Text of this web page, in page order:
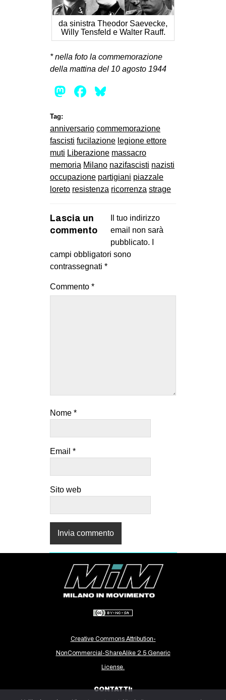
da sinistra Theodor Saevecke,
Willy Tensfeld e Walter Rauff.
* nella foto la commemorazione
della mattina del 10 agosto 1944
Mastodon
Facebook
Tag:
anniversario commemorazione
fascisti fucilazione legione ettore
muti Liberazione massacro
memoria Milano nazifascisti nazisti
occupazione partigiani piazzale
loreto resistenza ricorrenza strage
Lascia un
commento
Il tuo indirizzo
email non sarà
pubblicato.
campi obbligatori sono
contrassegnati *
Commento *
Nome *
Email *
Sito web
Creative Commons Attribution-
NonCommercial-ShareAlike 2.5 Generic
License.
CONTATTI: